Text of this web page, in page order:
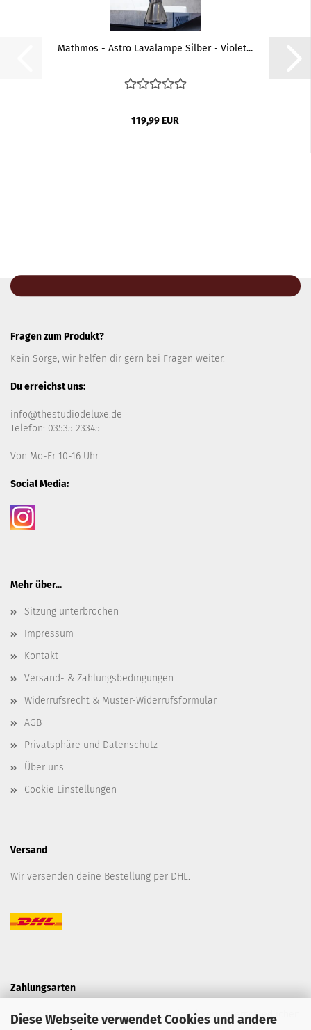
Diese Webseite verwendet Cookies und andere
Mathmos - Astro Lavalampe Silber - Violet...
119,99 EUR
Fragen zum Produkt?
Kein Sorge, wir helfen dir gern bei Fragen weiter.
Du erreichst uns:
info@thestudiodeluxe.de
Telefon: 03535 23345
Von Mo-Fr 10-16 Uhr
Social Media:
Mehr über...
Sitzung unterbrochen
Impressum
Kontakt
Versand- & Zahlungsbedingungen
Widerrufsrecht & Muster-Widerrufsformular
AGB
Privatsphäre und Datenschutz
Über uns
Cookie Einstellungen
Versand
Wir versenden deine Bestellung per DHL.
Zahlungsarten
Kaufe bei uns sicher ein mit einer Vielzahl von unterschiedlichen